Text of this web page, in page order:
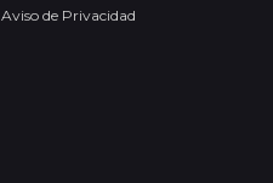
Aviso de Privacidad